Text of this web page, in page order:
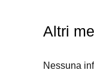
Altri
Nessuna